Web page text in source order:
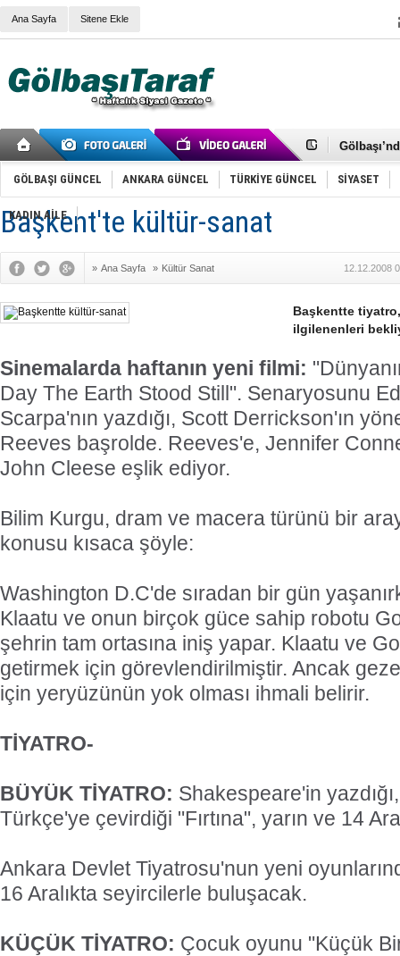
Ana Sayfa Sitene Ekle
Cemal
Samet
FAİZ
Mikail
Gölbaşı
İNCEK
GÖLBAŞI GÜNCEL ANKARA GÜNCEL TÜRKİYE GÜNCEL SİYASET
KADIN AİLE
Başkent'te kültür-sanat
» Ana Sayfa » Kültür Sanat 12.12.2008
Başkentte
ilgilenenleri
Sinemalarda haftanın yeni filmi:
Day The Earth Stood Still". Senaryosunu
Scarpa'nın yazdığı, Scott Derrickson'ın
Reeves başrolde. Reeves'e, Jennifer
John Cleese eşlik ediyor.
Bilim Kurgu, dram ve macera türünü bir
konusu kısaca şöyle:
Washington D.C'de sıradan bir gün
Klaatu ve onun birçok güce sahip robotu
şehrin tam ortasına iniş yapar. Klaatu ve
getirmek için görevlendirilmiştir. Ancak
için yeryüzünün yok olması ihmali belirir.
TİYATRO-
BÜYÜK TİYATRO: Shakespeare'in
Türkçe'ye çevirdiği "Fırtına", yarın ve 14
Ankara Devlet Tiyatrosu'nun yeni
16 Aralıkta seyircilerle buluşacak.
KÜÇÜK TİYATRO: Çocuk oyunu "Küçük